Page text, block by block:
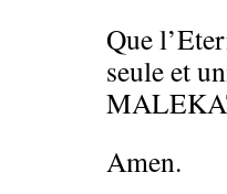
Que
seule et
Amen.